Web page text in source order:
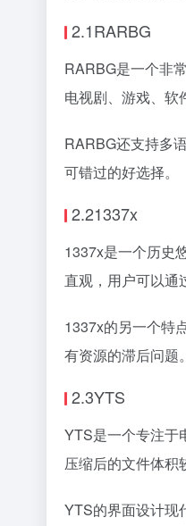
2.1RARBG
RARBG是一个非
电视剧、游戏、软
RARBG还支持多
可错过的好选择。
2.21337x
1337x是一个历史
直观，用户可以通
1337x的另一个特
有资源的滞后问题。
2.3YTS
YTS是一个专注于
压缩后的文件体积
YTS的界面设计现